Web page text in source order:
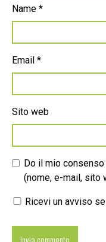
Name *
Email *
Sito web
Do il mio
(nome, e-mail, sito
Ricevi un avviso